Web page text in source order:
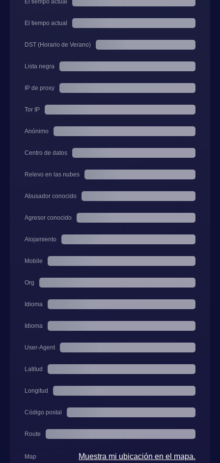
El tiempo actual
El tiempo actual
DST (Horario de Verano)
Lista negra
IP de proxy
Tor IP
Anónimo
Centro de datos
Relevo en las nubes
Abusador conocido
Agresor conocido
Alojamiento
Mobile
Org
Idioma
Idioma
User-Agent
Latitud
Longitud
Código postal
Route
Map Muestra mi ubicación en el mapa.